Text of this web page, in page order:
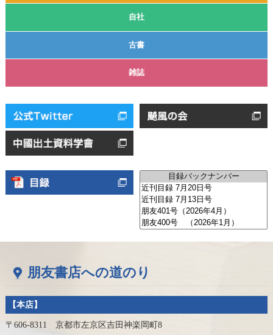
自社
古書
雑誌
朋友書店への道のり
【本店】
〒606-8311 京都市左京区吉田神楽岡町8